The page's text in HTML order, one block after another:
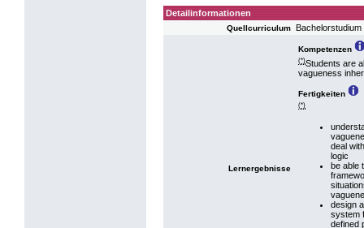
Detailinformationen
Quellcurriculum
Lernergebnisse
Kompetenzen
(*)Students are
vagueness
Fertigkeiten
(*)
deal
logic
be able
design
system
defined